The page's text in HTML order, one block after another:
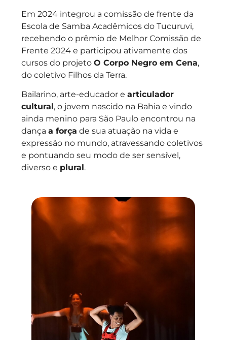
Em 2024 integrou a comissão de frente da
Escola de Samba Acadêmicos do Tucuruvi,
recebendo o prêmio de Melhor Comissão de
Frente 2024 e participou ativamente dos
cursos do projetoO Corpo Negro em Cena,
do coletivo Filhos da Terra.
Bailarino, arte-educador earticulador
cultural, o jovem nascido na Bahia e vindo
ainda menino para São Paulo encontrou na
dançaa força de sua atuação na vida e
expressão no mundo, atravessando coletivos
e pontuando seu modo de ser sensível,
diverso e plural.